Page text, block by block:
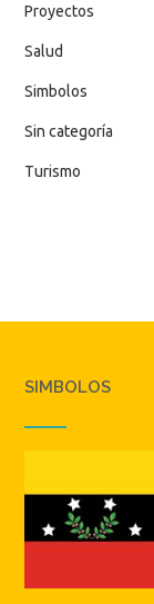
Proyectos
Salud
Simbolos
Sin categoría
Turismo
SIMBOLOS